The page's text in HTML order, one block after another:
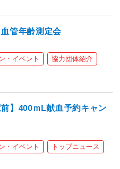
管年齢測定会
・イベント
協力団体紹介
前】400ｍL献血予約キャン
・イベント
トップニュース